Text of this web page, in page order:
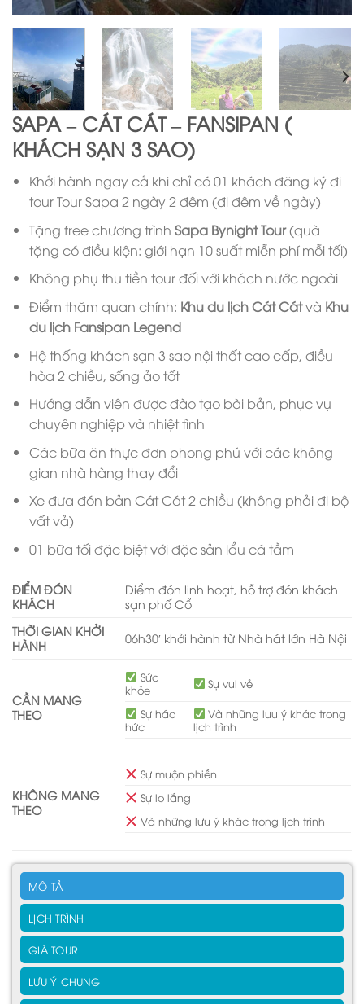
SAPA – CÁT CÁT – FANSIPAN (
KHÁCH SẠN 3 SAO)
Khởi hành ngay cả khi chỉ có 01 khách đăng ký đi
tour Tour Sapa 2 ngày 2 đêm (đi đêm về ngày)
Tặng free chương trình Sapa Bynight Tour(quà
tặng có điều kiện: giới hạn 10 suất miễn phí mỗi tối)
Không phụ thu tiền tour đối với khách nước ngoài
Điểm thăm quan chính: Khu du lịch Cát Cátvà Khu
du lịch Fansipan Legend
Hệ thống khách sạn 3 sao nội thất cao cấp, điều
hòa 2 chiều, sống ảo tốt
Hướng dẫn viên được đào tạo bài bản, phục vụ
chuyên nghiệp và nhiệt tình
Các bữa ăn thực đơn phong phú với các không
gian nhà hàng thay đổi
Xe đưa đón bản Cát Cát 2 chiều (không phải đi bộ
vất vả)
01 bữa tối đặc biệt với đặc sản lẩu cá tầm
ĐIỂM ĐÓN
KHÁCH
Điểm đón linh hoạt, hỗ trợ đón khách
sạn phố Cổ
THỜI GIAN KHỞI
HÀNH
06h30′ khởi hành từ Nhà hát lớn Hà Nội
CẦN MANG
THEO
Sức
khỏe
Sự vui vẻ
Sự háo
hức
Và những lưu ý khác trong
lịch trình
KHÔNG MANG
THEO
Sự muộn phiền
Sự lo lắng
Và những lưu ý khác trong lịch trình
MÔ TẢ
LỊCH TRÌNH
GIÁ TOUR
LƯU Ý CHUNG